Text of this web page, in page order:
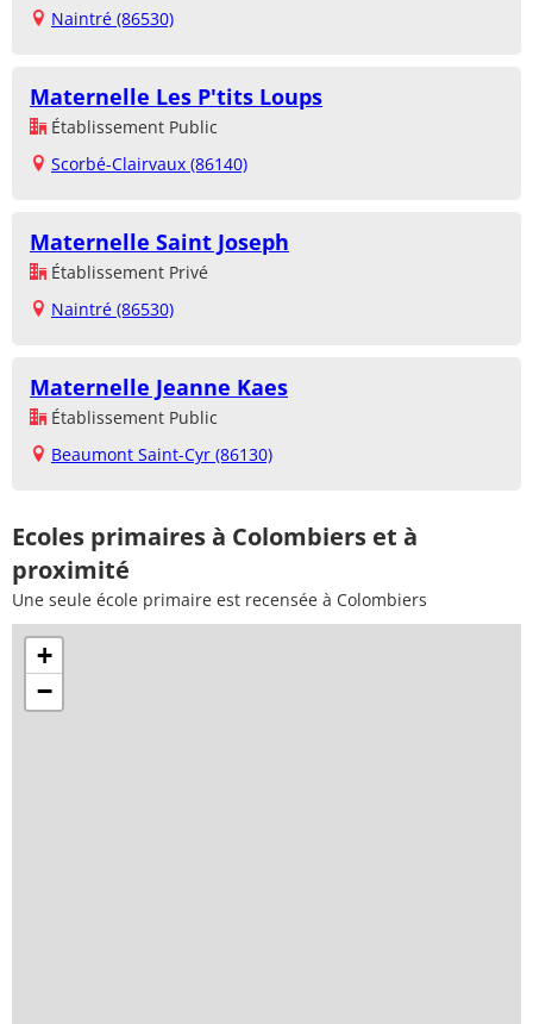
Naintré (86530)
Maternelle Les P'tits Loups
Établissement Public
Scorbé-Clairvaux (86140)
Maternelle Saint Joseph
Établissement Privé
Naintré (86530)
Maternelle Jeanne Kaes
Établissement Public
Beaumont Saint-Cyr (86130)
Ecoles primaires à Colombiers et à
proximité
Une seule école primaire est recensée à Colombiers
+
−